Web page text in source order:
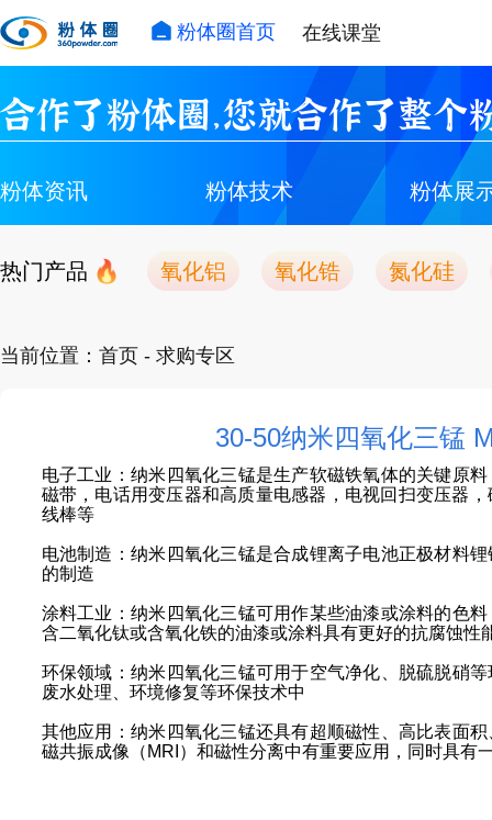
粉体圈首页 在线课堂
合作了粉体圈，您就合作了整个
粉体资讯 粉体技术 粉体展
热门产品 氧化铝 氧化锆 氮化硅
当前位置： 首页 - 求购专区
30-50纳米四氧化三锰
电子工业‌：纳米四氧化三锰是生产软磁铁氧体的关键原
磁带，电话用变压器和高质量电感器，电视回扫变压器
线棒等‌
电池制造‌：纳米四氧化三锰是合成锂离子电池正极材料
的制造‌
涂料工业‌：纳米四氧化三锰可用作某些油漆或涂料的色
含二氧化钛或含氧化铁的油漆或涂料具有更好的抗腐蚀性
环保领域‌：纳米四氧化三锰可用于空气净化、脱硫脱硝
废水处理、环境修复等环保技术中‌
其他应用‌：纳米四氧化三锰还具有超顺磁性、高比表面
磁共振成像（MRI）和磁性分离中有重要应用，同时具有